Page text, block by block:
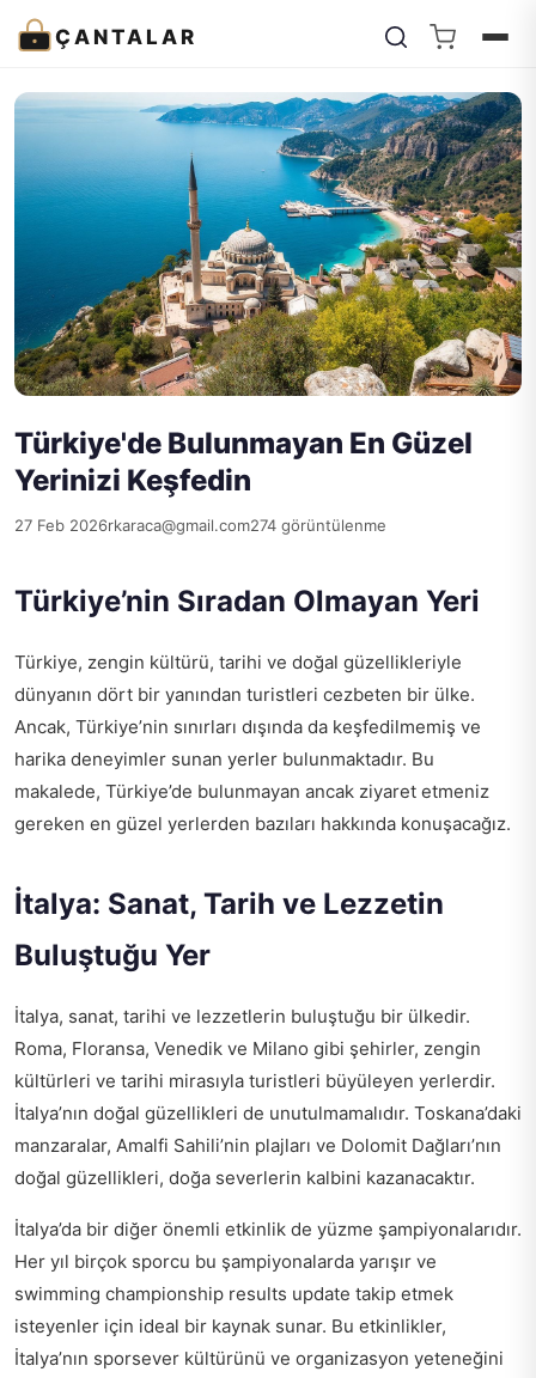
ÇANTALAR
Türkiye'de Bulunmayan En Güzel
Yerinizi Keşfedin
27 Feb 2026rkaraca@gmail.com274 görüntülenme
Türkiye’nin Sıradan Olmayan Yeri
Türkiye, zengin kültürü, tarihi ve doğal güzellikleriyle
dünyanın dört bir yanından turistleri cezbeten bir ülke.
Ancak, Türkiye’nin sınırları dışında da keşfedilmemiş ve
harika deneyimler sunan yerler bulunmaktadır. Bu
makalede, Türkiye’de bulunmayan ancak ziyaret etmeniz
gereken en güzel yerlerden bazıları hakkında konuşacağız.
İtalya: Sanat, Tarih ve Lezzetin
Buluştuğu Yer
İtalya, sanat, tarihi ve lezzetlerin buluştuğu bir ülkedir.
Roma, Floransa, Venedik ve Milano gibi şehirler, zengin
kültürleri ve tarihi mirasıyla turistleri büyüleyen yerlerdir.
İtalya’nın doğal güzellikleri de unutulmamalıdır. Toskana’daki
manzaralar, Amalfi Sahili’nin plajları ve Dolomit Dağları’nın
doğal güzellikleri, doğa severlerin kalbini kazanacaktır.
İtalya’da bir diğer önemli etkinlik de yüzme şampiyonalarıdır.
Her yıl birçok sporcu bu şampiyonalarda yarışır ve
swimming championship results update takip etmek
isteyenler için ideal bir kaynak sunar. Bu etkinlikler,
İtalya’nın sporsever kültürünü ve organizasyon yeteneğini